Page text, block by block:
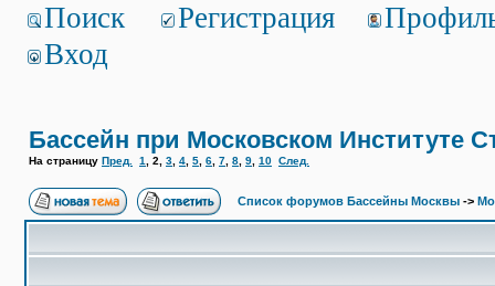
Поиск Регистрация
Вход
Бассейн при Московском Институте
На страницу Пред. 1 2 3 4 5 6 7 8 9 10 След.
Список форумов Бассейны Москвы ->